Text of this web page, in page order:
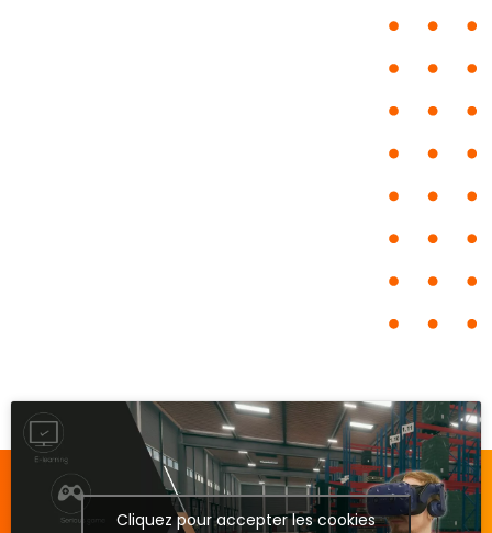
Cliquez pour accepter les cookies